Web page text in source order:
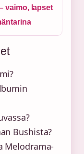
vaimo, lapset
Bushista?
Melodrama-